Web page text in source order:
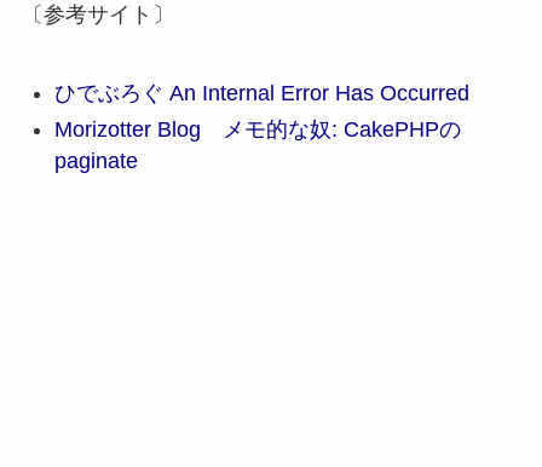
〔参考サイト〕
ひでぶろぐ An Internal Error Has Occurred
Morizotter Blog メモ的な奴: CakePHPの
paginate